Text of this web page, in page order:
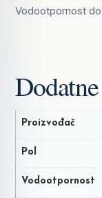
Vodootpornost
Proizvođač
Pol
Vodootpornost